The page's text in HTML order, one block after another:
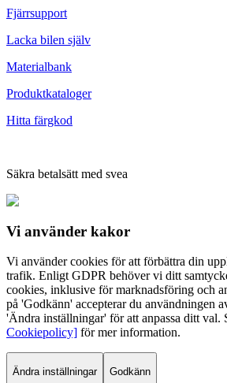
Fjärrsupport
Lacka bilen själv
Materialbank
Produktkataloger
Hitta färgkod
Säkra betalsätt med svea
Vi använder kakor
Vi använder cookies för att förbättra din
trafik. Enligt GDPR behöver vi ditt
cookies, inklusive för marknadsföring och
på 'Godkänn' accepterar du användningen
'Ändra inställningar' för att anpassa ditt val.
Cookiepolicy] för mer information.
Ändra inställningar Godkänn